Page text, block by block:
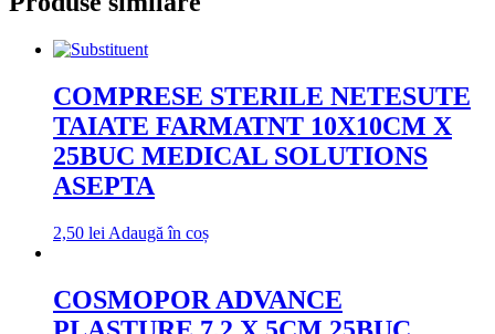
COMPRESE STERILE NETESUTE
TAIATE FARMATNT 10X10CM X
25BUC MEDICAL SOLUTIONS
ASEPTA
2,50 lei Adaugă în coș
COSMOPOR ADVANCE